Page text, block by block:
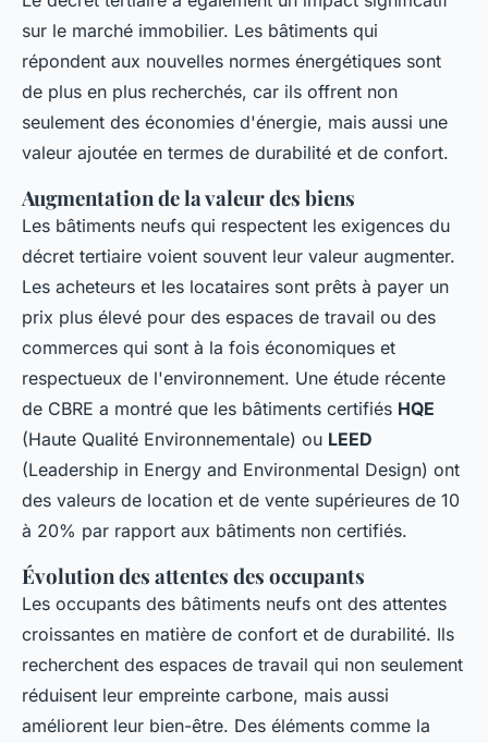
sur le marché immobilier. Les bâtiments qui
répondent aux nouvelles normes énergétiques sont
de plus en plus recherchés, car ils offrent non
seulement des économies d'énergie, mais aussi une
valeur ajoutée en termes de durabilité et de confort.
Augmentation de la valeur des biens
Les bâtiments neufs qui respectent les exigences du
décret tertiaire voient souvent leur valeur augmenter.
Les acheteurs et les locataires sont prêts à payer un
prix plus élevé pour des espaces de travail ou des
commerces qui sont à la fois économiques et
respectueux de l'environnement. Une étude récente
de CBRE a montré que les bâtiments certifiés HQE
(Haute Qualité Environnementale) ou LEED
(Leadership in Energy and Environmental Design) ont
des valeurs de location et de vente supérieures de 10
à 20% par rapport aux bâtiments non certifiés.
Évolution des attentes des occupants
Les occupants des bâtiments neufs ont des attentes
croissantes en matière de confort et de durabilité. Ils
recherchent des espaces de travail qui non seulement
réduisent leur empreinte carbone, mais aussi
améliorent leur bien-être. Des éléments comme la